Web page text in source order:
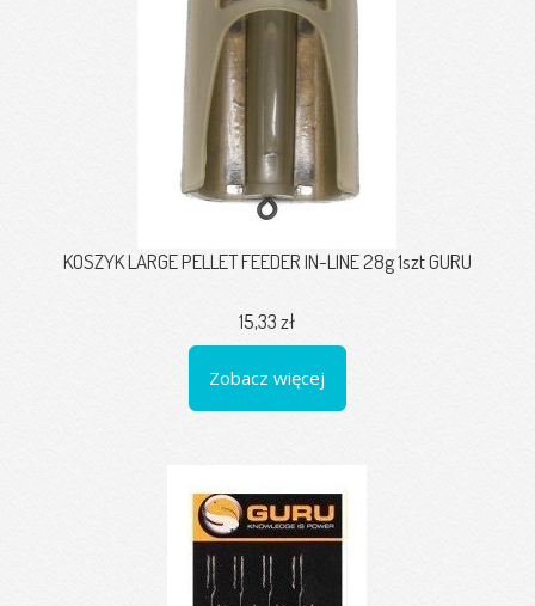
KOSZYK LARGE PELLET FEEDER IN-LINE 28g 1szt GURU
15,33 zł
Zobacz więcej